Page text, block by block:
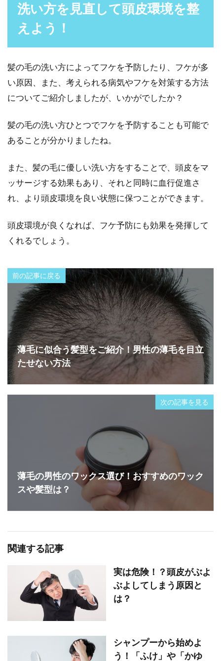
洗い方を見直して頭皮環境を整
えよう！
髪の毛の洗い方によってフケを予防したり、フケが多
い原因、また、考えられる病気やフケを対策する方法
についてご紹介しましたが、いかがでしたか？
髪の毛の洗い方ひとつでフケを予防することも可能で
あることが分かりましたね。
また、髪の毛に優しい洗い方をすることで、頭皮をマ
ッサージする効果もあり、それと同時に血行促進さ
れ、より頭皮環境を良い状態に保つことができます。
頭皮環境が良くなれば、フケ予防にも効果を発揮して
くれるでしょう。
前の記事に戻る
薄毛に似合う髪型をご紹介！男性の薄毛を目立
たせない方法
次の記事を見る
薄毛の男性のワックス選び！おすすめのワック
スや髪型は？
関連する記事
実は危険！？頭皮がぶよ
ぶよしてしまう原因と
は？
シャンプーから始めよ
う！「ふけ」や「かゆ